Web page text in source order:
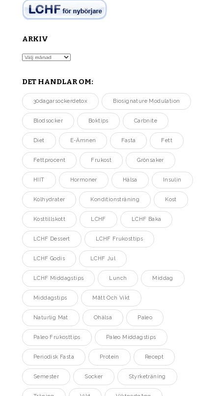
ARKIV
Arkiv
DET HANDLAR OM:
30dagarsockerdetox Biosignature Modulation
Blodsocker Boktips Carbnite
Diet E-Ämnen Fasta Fett
Fettprocent Frukost Grönsaker
HIIT Hormoner Hälsa Insulin
Kolhydrater Konditionsträning Kost
Kosttillskott LCHF LCHF Baka
LCHF Dessert LCHF Frukosttips
LCHF Godis LCHF Jul
LCHF Middagstips Lunch Middag
Middagstips Mått Och Vikt
Naturlig Mat Ohälsa Paleo
Paleo Frukosttips Paleo Middagstips
Periodisk Fasta Protein Recept
Semester Socker Styrketräning